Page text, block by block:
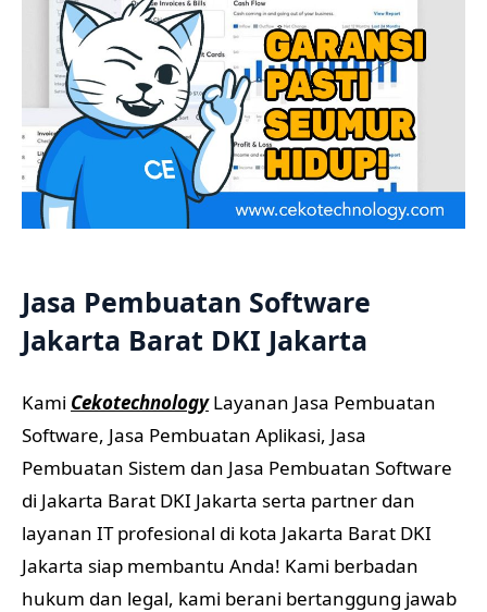
Jasa Pembuatan Software
Jakarta Barat DKI Jakarta
Kami CekotechnologyLayanan Jasa Pembuatan
Software, Jasa Pembuatan Aplikasi, Jasa
Pembuatan Sistem dan Jasa Pembuatan Software
di Jakarta Barat DKI Jakarta serta partner dan
layanan IT profesional di kota Jakarta Barat DKI
Jakarta siap membantu Anda! Kami berbadan
hukum dan legal, kami berani bertanggung jawab